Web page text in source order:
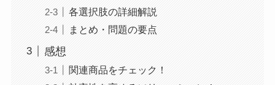
各選択肢の詳細解説
まとめ・問題の要点
感想
関連商品をチェック！